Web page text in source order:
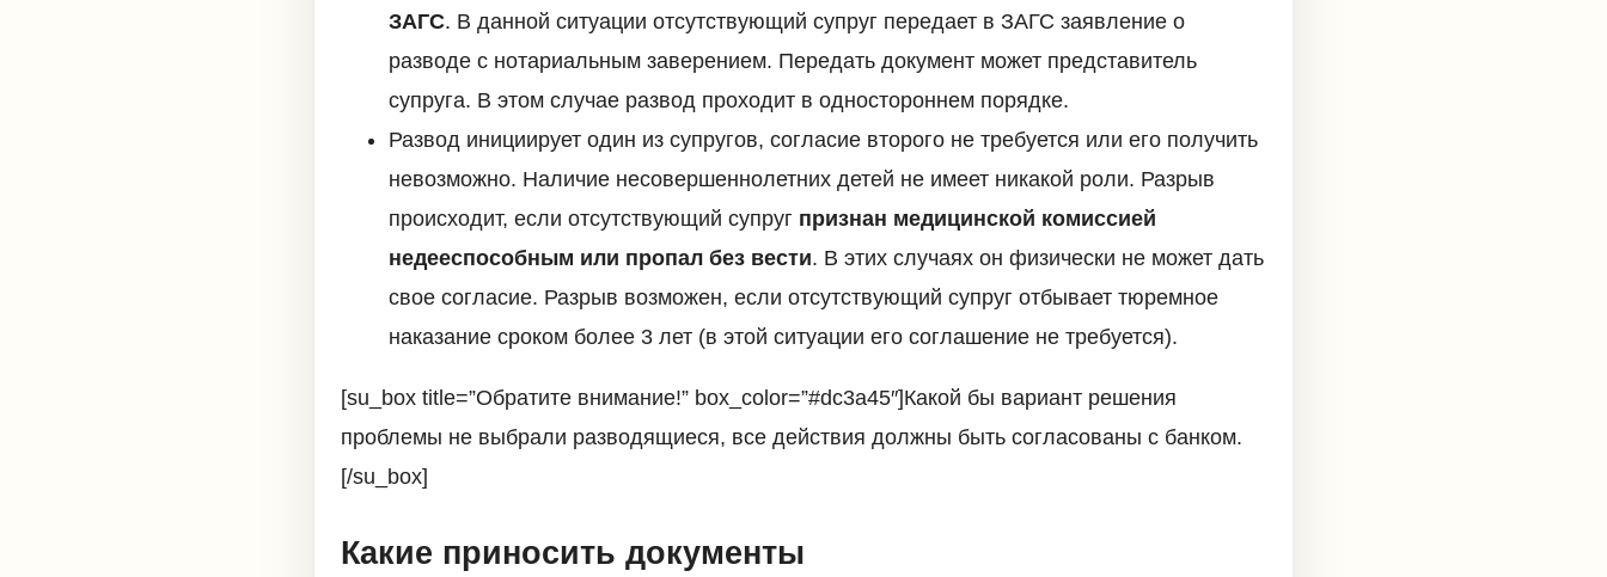
ЗАГС. В данной ситуации отсутствующий супруг передает в ЗАГС заявление о
разводе с нотариальным заверением. Передать документ может представитель
супруга. В этом случае развод проходит в одностороннем порядке.
Развод инициирует один из супругов, согласие второго не требуется или его получить
невозможно. Наличие несовершеннолетних детей не имеет никакой роли. Разрыв
происходит, если отсутствующий супруг признан медицинской комиссией
недееспособным или пропал без вести. В этих случаях он физически не может дать
свое согласие. Разрыв возможен, если отсутствующий супруг отбывает тюремное
наказание сроком более 3 лет (в этой ситуации его соглашение не требуется).
[su_box title=”Обратите внимание!” box_color=”#dc3a45″]Какой бы вариант решения
проблемы не выбрали разводящиеся, все действия должны быть согласованы с банком.
[/su_box]
Какие приносить документы